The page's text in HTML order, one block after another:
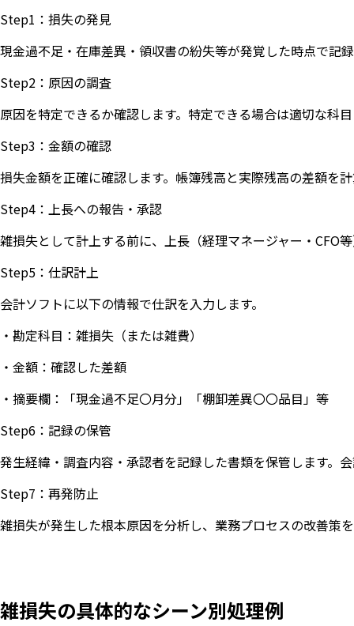
Step1：損失の発見
現金過不足・在庫差異・領収書の紛失等が発覚した時点で記
Step2：原因の調査
原因を特定できるか確認します。特定できる場合は適切な科
Step3：金額の確認
損失金額を正確に確認します。帳簿残高と実際残高の差額を
Step4：上長への報告・承認
雑損失として計上する前に、上長（経理マネージャー・CFO
Step5：仕訳計上
会計ソフトに以下の情報で仕訳を入力します。
・勘定科目：雑損失（または雑費）
・金額：確認した差額
・摘要欄：「現金過不足〇月分」「棚卸差異〇〇品目」等
Step6：記録の保管
発生経緯・調査内容・承認者を記録した書類を保管します。
Step7：再発防止
雑損失が発生した根本原因を分析し、業務プロセスの改善策
雑損失の具体的なシーン別処理例